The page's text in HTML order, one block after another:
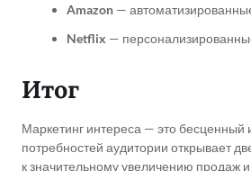
Amazon —
Netflix —
Итог
Маркетинг интереса — это
потребностей аудитории открывает
к значительному увеличению продаж